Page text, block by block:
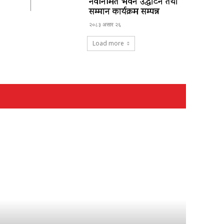
सम्मान कार्यक्रम सम्पन्न
२०८३ असार २६
Load more